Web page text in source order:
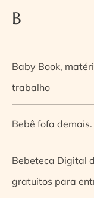
B
Baby Book,
trabalho
Bebê fofa
Bebeteca Digital
gratuitos para